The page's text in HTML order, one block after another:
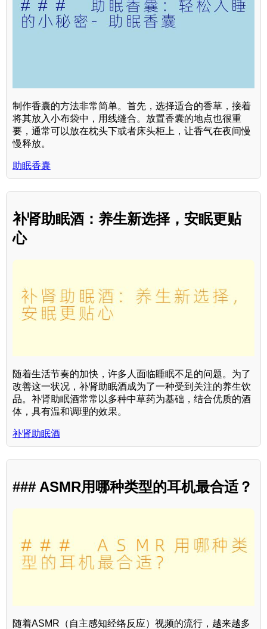
制作香囊的方法非常简单。首先，选择适合的香草，接着
将其放入小布袋中，用线缝合。放置香囊的地点也很重
要，通常可以放在枕头下或者床头柜上，让香气在夜间慢
慢释放。
助眠香囊
补肾助眠酒：养生新选择，安眠更贴
心
随着生活节奏的加快，许多人面临睡眠不足的问题。为了
改善这一状况，补肾助眠酒成为了一种受到关注的养生饮
品。补肾助眠酒常常以多种中草药为基础，结合优质的酒
体，具有温和调理的效果。
补肾助眠酒
### ASMR用哪种类型的耳机最合适？
随着ASMR（自主感知经络反应）视频的流行，越来越多